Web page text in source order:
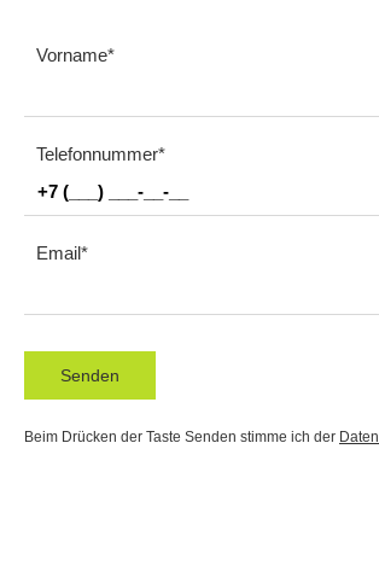
Vorname
Telefonnummer
Email
Senden
Beim Drücken der Taste Senden stimme ich der